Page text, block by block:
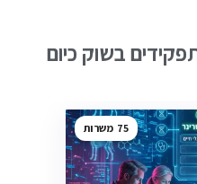
בשוק כיום
75